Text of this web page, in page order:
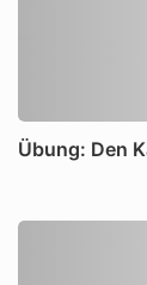
Übung: Den